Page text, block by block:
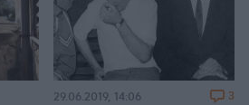
29.06.2019, 14:06 3